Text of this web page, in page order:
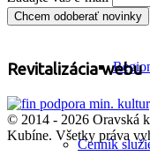
Cenník
Revitalizácia webu
© 2014 - 2026 Oravská
Kubíne. Všetky práva